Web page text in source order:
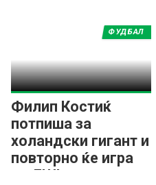
Филип Костиќ
потпиша за
холандски гигант и
повторно ќе игра
во ЛШ!
ФУДБАЛ